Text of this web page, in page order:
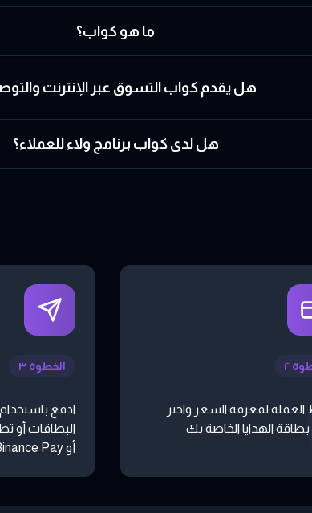
ما هو كواب؟
هل يقدم كواب التسوق عبر الإنترنت
هل لدى كواب برنامج ولاء للعملاء؟
٢
لمعرفة السعر واختر
الهدايا الخاصة بك
الخطوة ٣
ادفع
أو Binance Pay أو GatePay